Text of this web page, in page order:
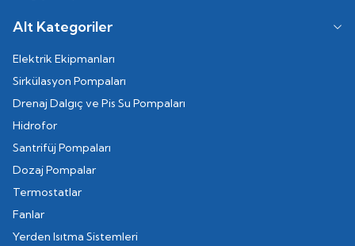
Alt Kategoriler
Elektrik Ekipmanları
Sirkülasyon Pompaları
Drenaj Dalgıç ve Pis Su Pompaları
Hidrofor
Santrifüj Pompaları
Dozaj Pompalar
Termostatlar
Fanlar
Yerden Isıtma Sistemleri